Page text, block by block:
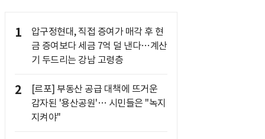
1
압구정현대, 직접 증여가 매각 후 현
금 증여보다 세금 7억 덜 낸다…계산
기 두드리는 강남 고령층
2
[르포] 부동산 공급 대책에 뜨거운
감자된 '용산공원'… 시민들은 "녹지
지켜야"